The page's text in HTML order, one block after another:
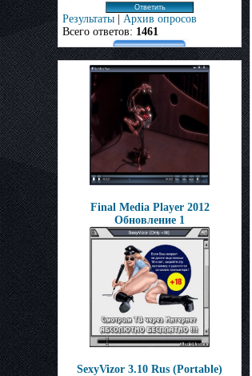
Результаты | Архив опросов
Всего ответов: 1461
Final Media Player 2012
Обновление 1
SexyVizor 3.10 Rus (Portable)